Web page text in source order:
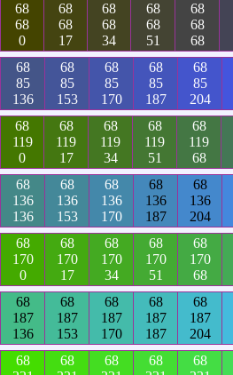
68
68
0
68
68
17
68
68
34
68
68
51
68
68
68
68
85
136
68
85
153
68
85
170
68
85
187
68
85
204
68
119
0
68
119
17
68
119
34
68
119
51
68
119
68
68
136
136
68
136
153
68
136
170
68
136
187
68
136
204
68
170
0
68
170
17
68
170
34
68
170
51
68
170
68
68
187
136
68
187
153
68
187
170
68
187
187
68
187
204
68
68
68
68
68